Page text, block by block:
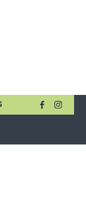
FACEBOOK
, OUVRE
,